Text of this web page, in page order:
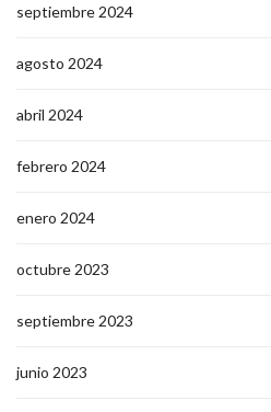
septiembre 2024
agosto 2024
abril 2024
febrero 2024
enero 2024
octubre 2023
septiembre 2023
junio 2023